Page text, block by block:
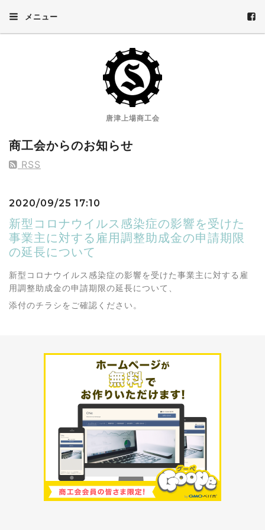
メニュー
唐津上場商工会
商工会からのお知らせ
RSS
2020/09/25 17:10
新型コロナウイルス感染症の影響を受けた
事業主に対する雇用調整助成金の申請期限
の延長について
新型コロナウイルス感染症の影響を受けた事業主に対する雇
用調整助成金の申請期限の延長について、
添付のチラシをご確認ください。